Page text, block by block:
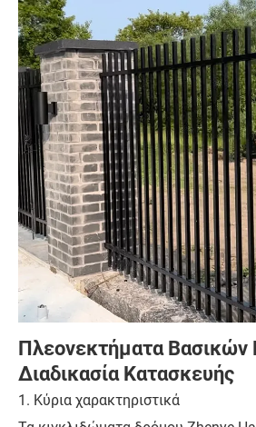
Πλεονεκτήματα Βασικών
Διαδικασία Κατασκευής
1. Κύρια χαρακτηριστικά